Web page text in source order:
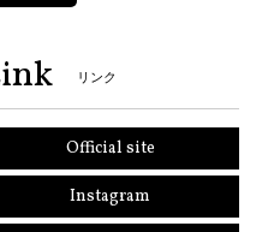
リンク
Official site
Instagram